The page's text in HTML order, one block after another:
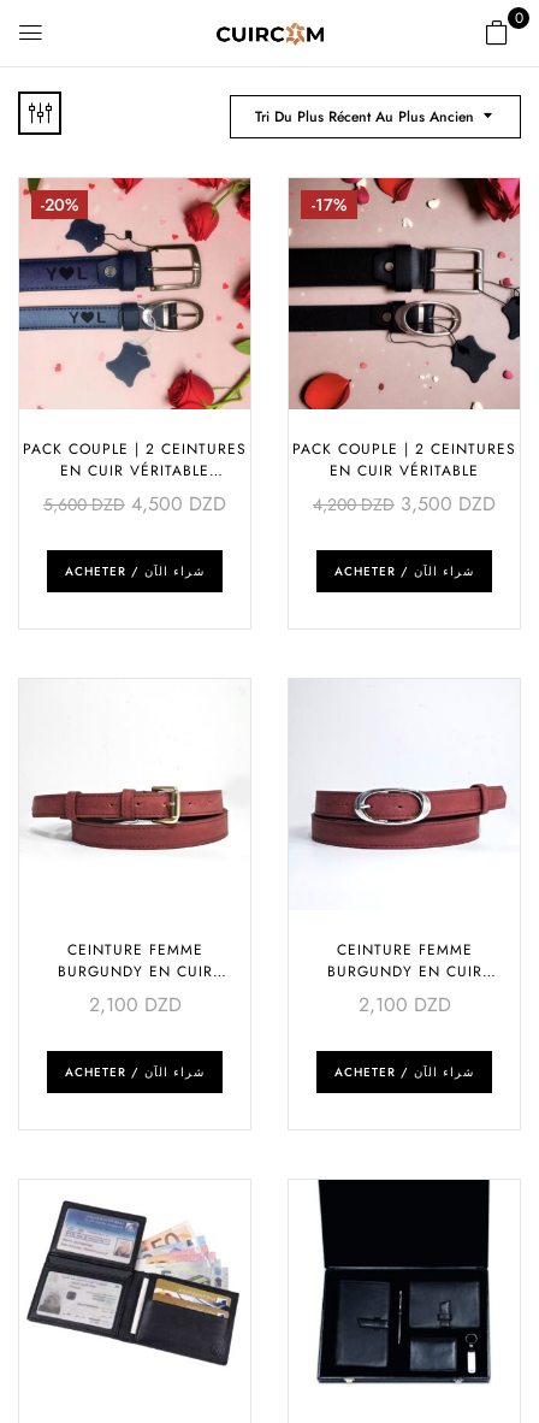
0
Tri Du Plus Récent Au Plus Ancien
-20%
PACK COUPLE | 2 CEINTURES
EN CUIR VÉRITABLE
PERSONNALISÉES
5,600DZD 4,500 DZD
ACHETER / شراء الآن
-17%
PACK COUPLE | 2 CEINTURES
EN CUIR VÉRITABLE
4,200DZD 3,500 DZD
ACHETER / شراء الآن
CEINTURE FEMME
BURGUNDY EN CUIR
VÉRITABLE – BOUCLE DORÉE
2,100 DZD
ACHETER / شراء الآن
CEINTURE FEMME
BURGUNDY EN CUIR
VÉRITABLE – BOUCLE
ARGENTÉE
2,100 DZD
ACHETER / شراء الآن